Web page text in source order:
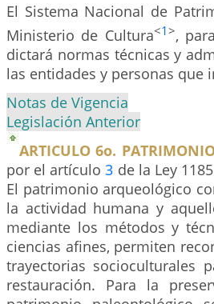
El Sistema Nacional de
Ministerio de Cultura<1>,
dictará normas técnicas y
las entidades y personas que
Notas de Vigencia
Legislación Anterior
ARTICULO 6o.
por el artículo3 de la Ley
El patrimonio arqueológico
la actividad humana y
mediante los métodos y
ciencias afines, permiten
trayectorias socioculturales
restauración. Para la